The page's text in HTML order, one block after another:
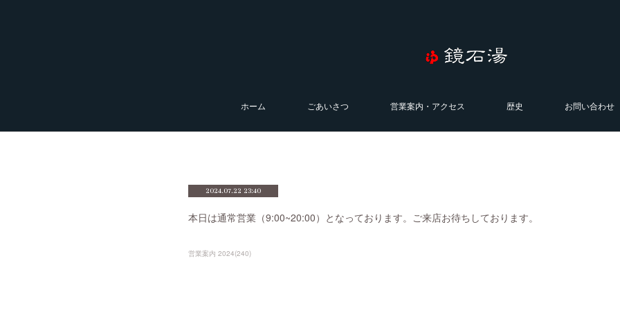
ホーム ごあいさつ 営業案内・アクセス 歴史 お問い合わせ
2024.07.22 23:40
本日は通常営業（9:00~20:00）となっております。ご来店お待ちしております。
営業案内 2024(240)